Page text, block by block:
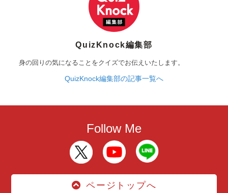
QuizKnock編集部
身の回りの気になることをクイズでお伝えいたします。
QuizKnock編集部の記事一覧へ
Follow Me
ページトップへ